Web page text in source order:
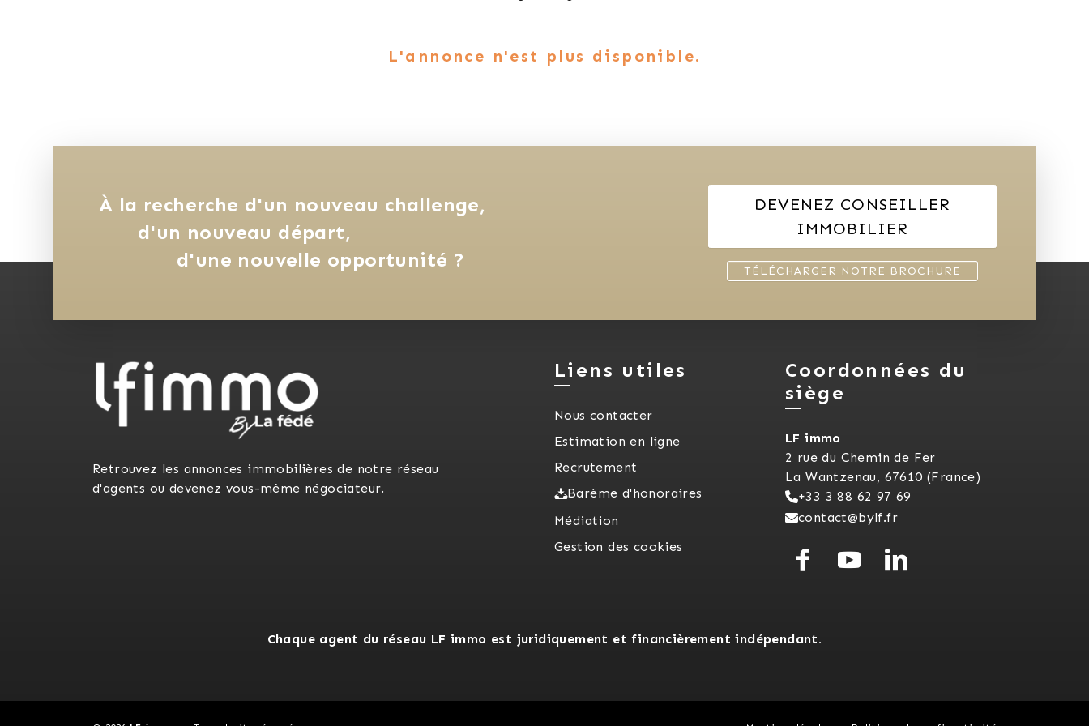
L'annonce n'est plus disponible.
À la recherche d'un nouveau challenge,
d'un nouveau départ,
d'une nouvelle opportunité ?
DEVENEZ CONSEILLER
IMMOBILIER
TÉLÉCHARGER NOTRE BROCHURE
Retrouvez les annonces immobilières de notre réseau
d'agents ou devenez vous-même négociateur.
Liens utiles
Nous contacter
Estimation en ligne
Recrutement
Barème d'honoraires
Médiation
Gestion des cookies
Coordonnées du
siège
LF immo
2 rue du Chemin de Fer
La Wantzenau, 67610 (France)
+33 3 88 62 97 69
contact@bylf.fr
Chaque agent du réseau LF immo est juridiquement et financièrement indépendant.